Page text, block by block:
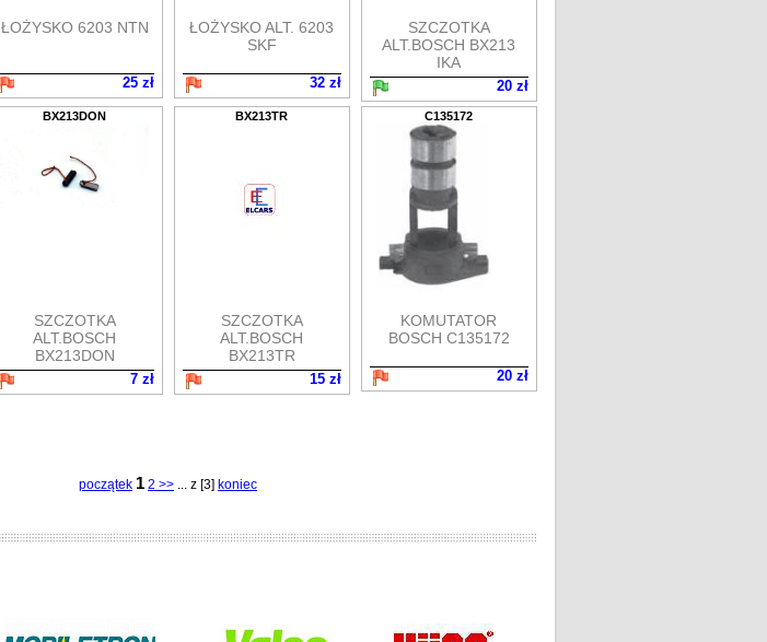
ŁOŻYSKO 6203 NTN
25 zł
ŁOŻYSKO ALT. 6203
SKF
32 zł
SZCZOTKA
ALT.BOSCH BX213
IKA
20 zł
BX213DON
SZCZOTKA
ALT.BOSCH
BX213DON
7 zł
BX213TR
SZCZOTKA
ALT.BOSCH
BX213TR
15 zł
C135172
KOMUTATOR
BOSCH C135172
20 zł
początek 1 2 >> ... z [3] koniec